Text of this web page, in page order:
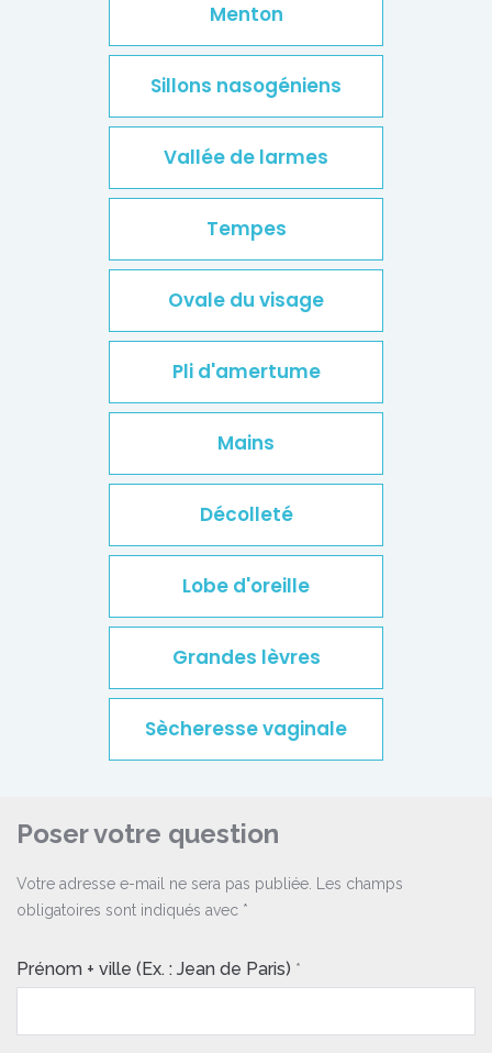
Menton
Sillons nasogéniens
Vallée de larmes
Tempes
Ovale du visage
Pli d'amertume
Mains
Décolleté
Lobe d'oreille
Grandes lèvres
Sècheresse vaginale
Poser votre question
Votre adresse e-mail ne sera pas publiée. Les champs
obligatoires sont indiqués avec *
Prénom + ville (Ex. : Jean de Paris) *